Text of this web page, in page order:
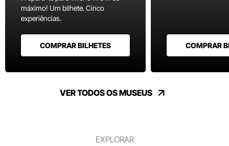
máximo! Um bilhete. Cinco
experiências.
COMPRAR BILHETES COMPRAR
VER TODOS OS MUSEUS
EXPLORAR